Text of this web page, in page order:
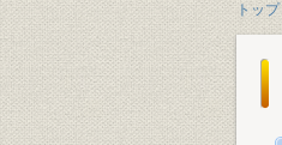
トップ